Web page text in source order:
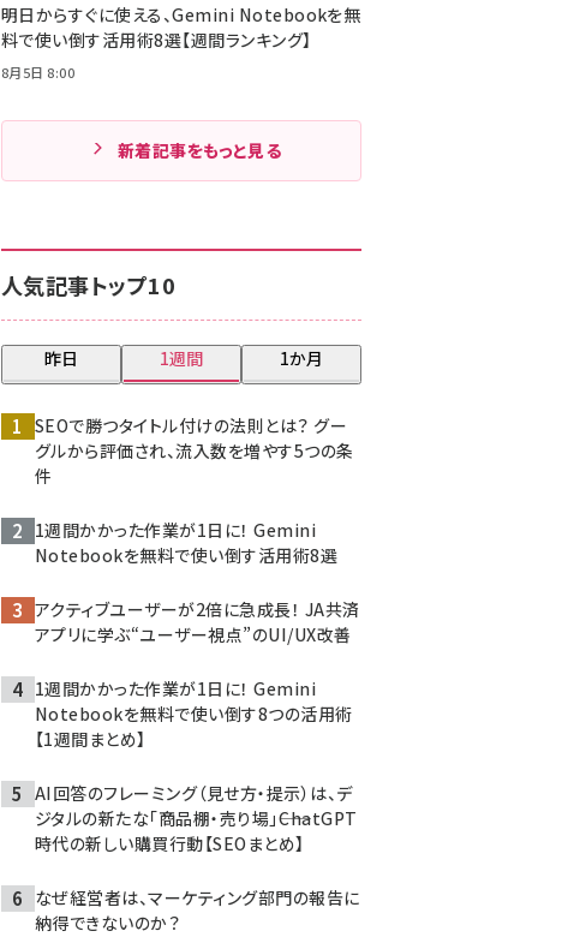
明日からすぐに使える、Gemini Notebookを無
料で使い倒す活用術8選【週間ランキング】
8月5日 8:00
新着記事をもっと見る
人気記事トップ10
昨日 1週間 1か月
SEOで勝つタイトル付けの法則とは？ グー
グルから評価され、流入数を増やす5つの条
件
1週間かかった作業が1日に！ Gemini
Notebookを無料で使い倒す活用術8選
アクティブユーザーが2倍に急成長！ JA共済
アプリに学ぶ“ユーザー視点”のUI/UX改善
1週間かかった作業が1日に！ Gemini
Notebookを無料で使い倒す8つの活用術
【1週間まとめ】
AI回答のフレーミング（見せ方・提示）は、デ
ジタルの新たな「商品棚・売り場」――ChatGPT
時代の新しい購買行動【SEOまとめ】
なぜ経営者は、マーケティング部門の報告に
納得できないのか？